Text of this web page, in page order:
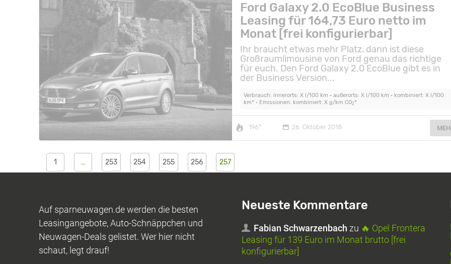
Ford Galaxy 2.0 EcoBlue Business
Leasing für 164,73 Euro netto im
Monat [frei konfigurierbar]
Ihr braucht etwas mehr Platz, dann ist diese
Großraumlimousine von Ford genau das richtige
für euch. Den Ford Galaxy 2.0 EcoBlue gibt es in
der Business Version...
Verbrauch: innerorts: X l/100 km • außerorts: X l/100 km • kombiniert: X l/100
km* • Emissionen: kombiniert: X g/km CO2*
196° 26. Oktober 2018
1 … 253 254 255 256 257
Auf sparneuwagen.de werden die besten
Leasingangebote, Auto-Schnäppchen und
Neuwagen-Deals gelistet. Wer hier nicht
schaut, legt drauf!
Neueste Kommentare
Fabian Schwarzenbach zu 🔥 Opel Frontera
Leasing für 139 Euro im Monat brutto [frei
konfigurierbar]